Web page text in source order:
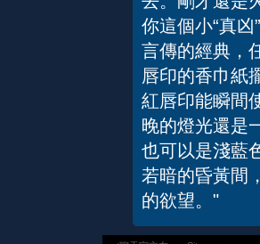
你這個小“真
言傳的經典，
唇印的香巾紙
紅唇印能瞬
晚的燈光還是
也可以是淺藍
若暗的昏黃間
的欲望。"